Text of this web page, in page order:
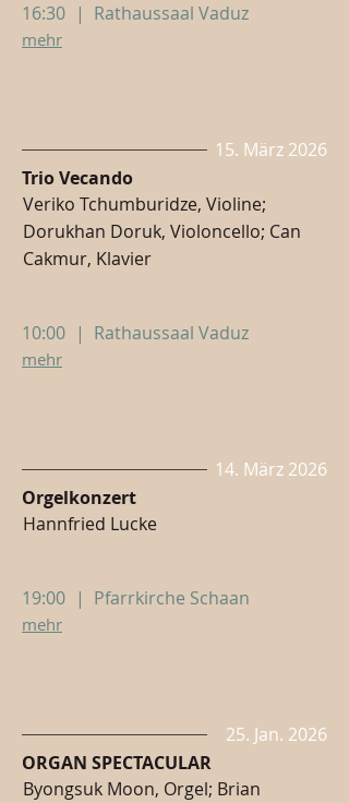
16:30 | Rathaussaal Vaduz
mehr
15. März 2026
Trio Vecando
Veriko Tchumburidze, Violine;
Dorukhan Doruk, Violoncello; Can
Cakmur, Klavier
10:00 | Rathaussaal Vaduz
mehr
14. März 2026
Orgelkonzert
Hannfried Lucke
19:00 | Pfarrkirche Schaan
mehr
25. Jan. 2026
ORGAN SPECTACULAR
Byongsuk Moon, Orgel; Brian